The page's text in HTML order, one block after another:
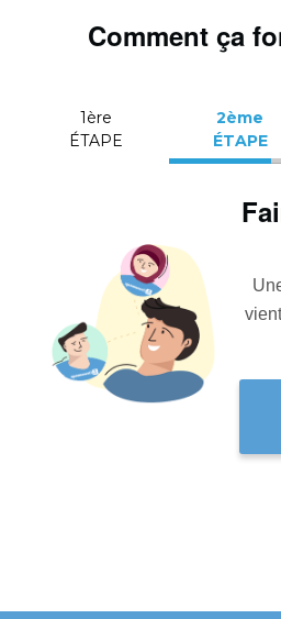
Comment ça
1ère
ÉTAPE
2ème
ÉTAPE